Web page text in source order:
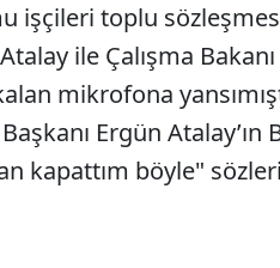
işçileri toplu
ile Çalışma
mikrofona
Ergün Atalay’ın
kapattım böyle"